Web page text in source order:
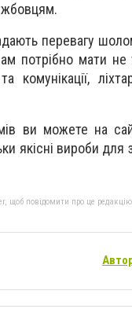
перевагу
потрібно мати не
ви можете на
якісні вироби
щоб повідомити про це редакцію